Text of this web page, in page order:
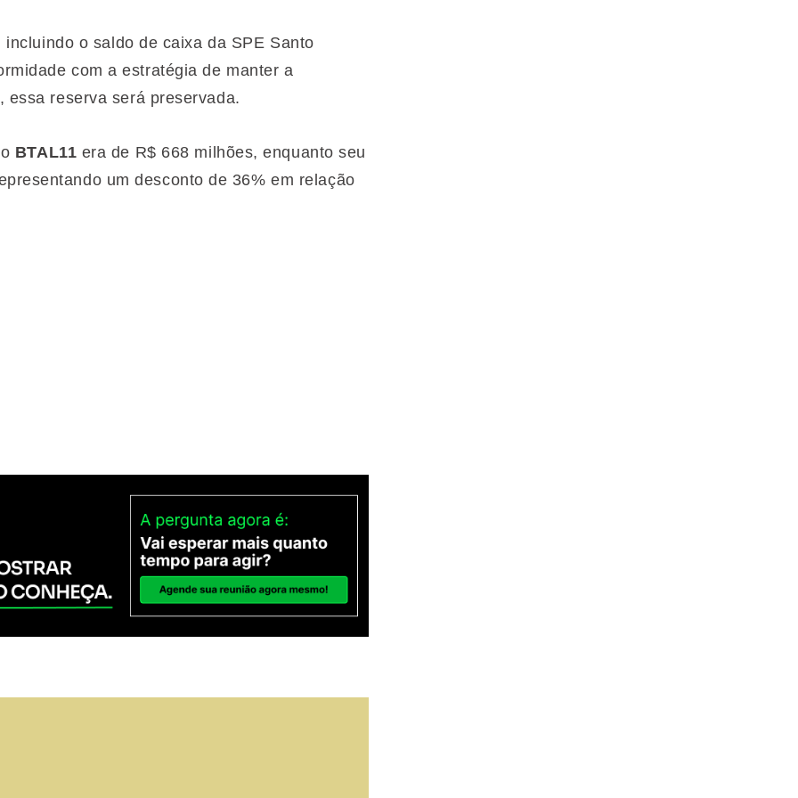
o saldo de caixa da SPE Santo
com a estratégia de manter a
reserva será preservada.
BTAL11 era de R$ 668 milhões, enquanto seu
um desconto de 36% em relação